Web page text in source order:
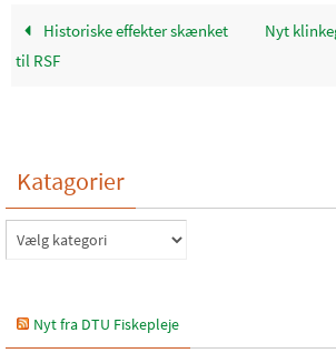
Historiske effekter skænket
til RSF
Nyt
Katagorier
Katagorier
Nyt fra DTU Fiskepleje